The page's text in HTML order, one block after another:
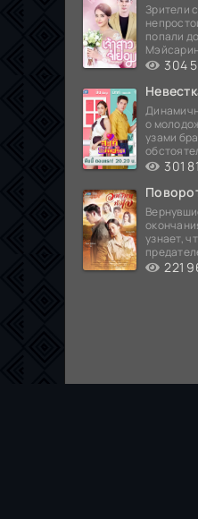
Зрители
попали
Кетдэн.
304
о
узами
301
узнает,
сестру
221